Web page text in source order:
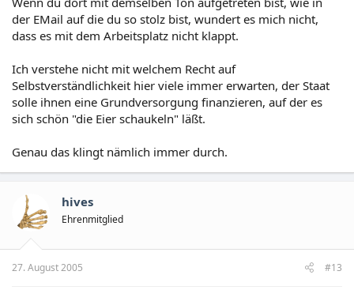
der EMail auf die du so stolz bist, wundert es mich nicht,
dass es mit dem Arbeitsplatz nicht klappt.
Ich verstehe nicht mit welchem Recht auf
Selbstverständlichkeit hier viele immer erwarten, der Staat
solle ihnen eine Grundversorgung finanzieren, auf der es
sich schön "die Eier schaukeln" läßt.
Genau das klingt nämlich immer durch.
hives
Ehrenmitglied
27. August 2005 #13